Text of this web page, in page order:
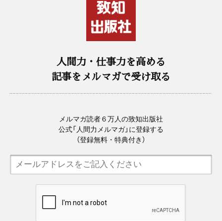
人間力・仕事力を高める
記事をメルマガで受け取る
メルマガ読者６万人の致知出版社
公式「人間力メルマガ」に登録する
（登録無料・特典付き）